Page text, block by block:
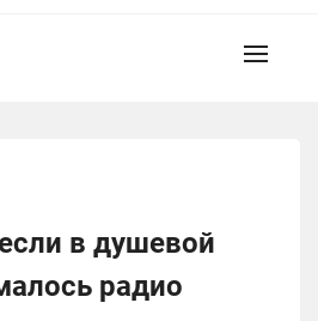
в душевой
радио